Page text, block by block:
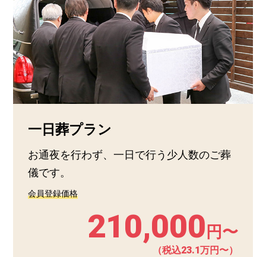
一日葬プラン
お通夜を行わず、一日で行う少人数のご葬
儀です。
会員登録価格
210,000 円〜
（税込23.1万円〜）